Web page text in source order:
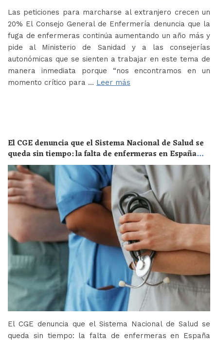
Las peticiones para marcharse al extranjero crecen un
20% El Consejo General de Enfermería denuncia que la
fuga de enfermeras continúa aumentando un año más y
pide al Ministerio de Sanidad y a las consejerías
autonómicas que se sienten a trabajar en este tema de
manera inmediata porque “nos encontramos en un
momento crítico para … Leer más
El CGE denuncia que el Sistema Nacional de Salud se
queda sin tiempo: la falta de enfermeras en España
supone un riesgo enorme para la salud de toda la
población
El CGE denuncia que el Sistema Nacional de Salud se
queda sin tiempo: la falta de enfermeras en España